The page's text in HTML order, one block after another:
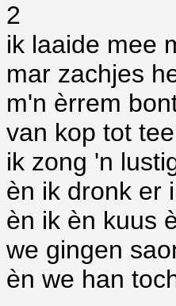
2
ik laaide mee
mar zachjes
m'n èrrem
van kop tot
ik zong 'n
èn ik dronk er
èn ik èn kuus
we gingen
èn we han